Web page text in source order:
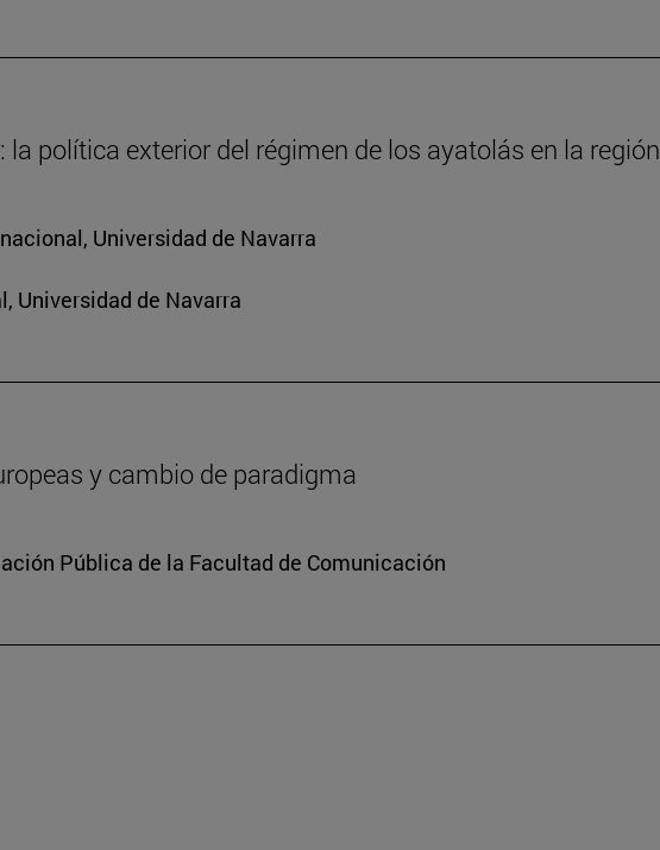
política exterior del régimen de los ayatolás en la región
Universidad de Navarra
Universidad de Navarra
y cambio de paradigma
Pública de la Facultad de Comunicación